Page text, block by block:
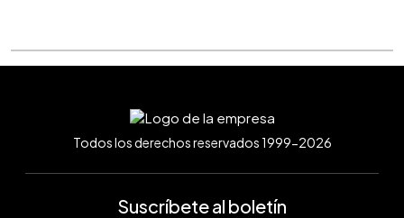
Todos los derechos reservados 1999-2026
Suscríbete al boletín